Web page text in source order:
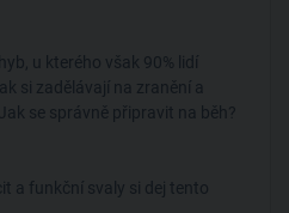
u kterého však 90% lidí
si zadělávají na zranění a
se správně připravit na běh?
a funkční svaly si dej tento